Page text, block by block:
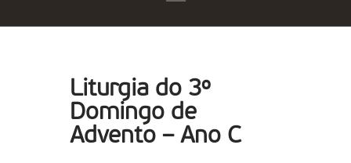
Liturgia do 3º
Domingo de
Advento – Ano C